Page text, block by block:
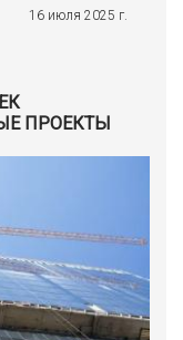
16 июля 2025 г.
ПРОЕКТЫ